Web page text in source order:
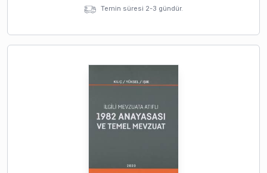
Temin süresi 2-3 gündür.